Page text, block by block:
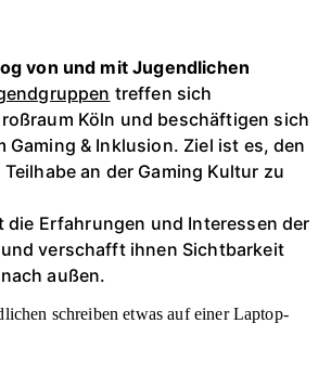
von und mit Jugendlichen
treffen sich
Köln und beschäftigen sich
Gaming & Inklusion. Ziel ist es, den
an der Gaming Kultur zu
die Erfahrungen und Interessen der
verschafft ihnen Sichtbarkeit
außen.